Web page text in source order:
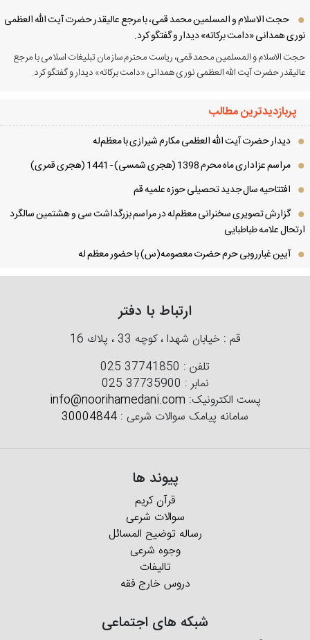
حجت الاسلام و المسلمین محمد قمی، با مرجع عالیقدر حضرت آیت الله العظمی
همدانی «دامت برکاته» دیدار و گفتگو کرد.
الاسلام و المسلمین محمد قمی، ریاست محترم سازمان تبلیغات اسلامی با مرجع
حضرت آیت الله العظمی نوری همدانی «دامت برکاته» دیدار و گفتگو کرد.
پربازدیدترین مطالب
دیدار حضرت آیت الله العظمی مكارم شیرازی با معظم‌له
مراسم عزاداری ماه محرم 1398 (هجری شمسی) - 1441 (هجری قمری)
افتتاحیه سال جدید تحصیلی حوزه علمیه قم
گزارش تصویری سخنرانی معظم‌له در مراسم بزرگداشت سی و هشتمین سالگرد
علامه طباطبایی
آیین غبارروبی حرم حضرت معصومه(س) با حضور معظم له
ارتباط با دفتر
قم : خیابان شهدا ، كوچه 33 ، پلاك 16
تلفن :025 37741850
نمابر :025 37735900
پست الکترونیک:info@noorihamedani.com
سامانه پیامک سوالات شرعی : 30004844
پیوند ها
قرآن کریم
سوالات شرعی
رساله توضیح المسائل
وجوه شرعی
تالیفات
دروس خارج فقه
شبکه های اجتماعی